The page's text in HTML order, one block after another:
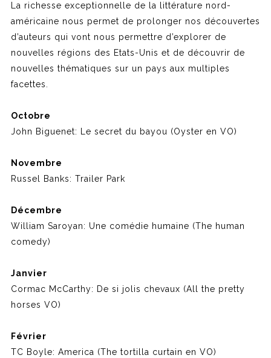
La richesse exceptionnelle de la littérature nord-
américaine nous permet de prolonger nos découvertes
d’auteurs qui vont nous permettre d’explorer de
nouvelles régions des Etats-Unis et de découvrir de
nouvelles thématiques sur un pays aux multiples
facettes.
Octobre
John Biguenet: Le secret du bayou (Oyster en VO)
Novembre
Russel Banks: Trailer Park
Décembre
William Saroyan: Une comédie humaine (The human
comedy)
Janvier
Cormac McCarthy: De si jolis chevaux (All the pretty
horses VO)
Février
TC Boyle: America (The tortilla curtain en VO)